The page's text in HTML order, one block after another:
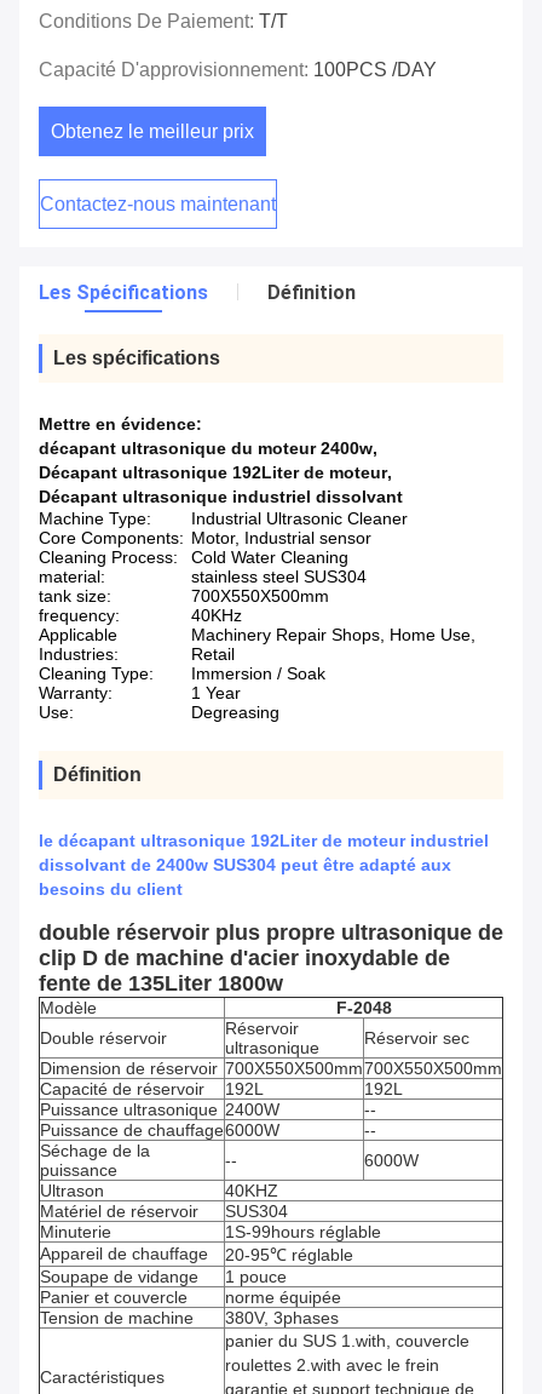
Conditions De Paiement: T/T
Capacité D'approvisionnement: 100PCS /DAY
Obtenez le meilleur prix
Contactez-nous maintenant
Les Spécifications Définition
Les spécifications
Mettre en évidence:
décapant ultrasonique du moteur 2400w,
Décapant ultrasonique 192Liter de moteur,
Décapant ultrasonique industriel dissolvant
Machine Type:
Industrial Ultrasonic Cleaner
Core Components: Motor, Industrial sensor
Cleaning Process:
Cold Water Cleaning
material:
stainless steel SUS304
tank size:
700X550X500mm
frequency:
40KHz
Applicable
Industries:
Machinery Repair Shops, Home Use,
Retail
Cleaning Type:
Immersion / Soak
Warranty:
1 Year
Use:
Degreasing
Définition
le décapant ultrasonique 192Liter de moteur industriel
dissolvant de 2400w SUS304 peut être adapté aux
besoins du client
double réservoir plus propre ultrasonique de
clip D de machine d'acier inoxydable de
fente de 135Liter 1800w
Modèle
F-2048
Double réservoir
Réservoir
ultrasonique
Réservoir sec
Dimension de réservoir 700X550X500mm700X550X500mm
Capacité de réservoir
192L
192L
Puissance ultrasonique 2400W
--
Puissance de chauffage6000W
--
Séchage de la
puissance
--
6000W
Ultrason
40KHZ
Matériel de réservoir
SUS304
Minuterie
1S-99hours réglable
Appareil de chauffage
20-95℃ réglable
Soupape de vidange
1 pouce
Panier et couvercle
norme équipée
Tension de machine
380V, 3phases
Caractéristiques
panier du SUS 1.with, couvercle
roulettes 2.with avec le frein
garantie et support technique de